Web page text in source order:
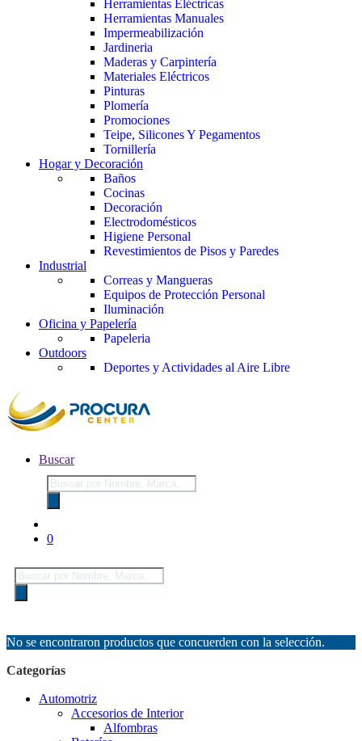
Herramientas Eléctricas
Herramientas Manuales
Impermeabilización
Jardineria
Maderas y Carpintería
Materiales Eléctricos
Pinturas
Plomería
Promociones
Teipe, Silicones Y Pegamentos
Tornillería
Hogar y Decoración
Baños
Cocinas
Decoración
Electrodomésticos
Higiene Personal
Revestimientos de Pisos y Paredes
Industrial
Correas y Mangueras
Equipos de Protección Personal
Iluminación
Oficina y Papelería
Papeleria
Outdoors
Deportes y Actividades al Aire Libre
Buscar
Búsqueda
de
productos
0
Búsqueda
de
productos
No se encontraron productos que concuerden con la selección.
Categorías
Automotriz
Accesorios de Interior
Alfombras